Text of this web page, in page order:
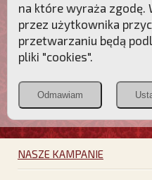
Przebudźmy
Polonia
Christiana
POZNAJ APOSTOLAT
NASZE KAMPANIE
na które wyraża zgodę.
przez użytkownika
przetwarzaniu będą
pliki "cookies".
Odmawiam